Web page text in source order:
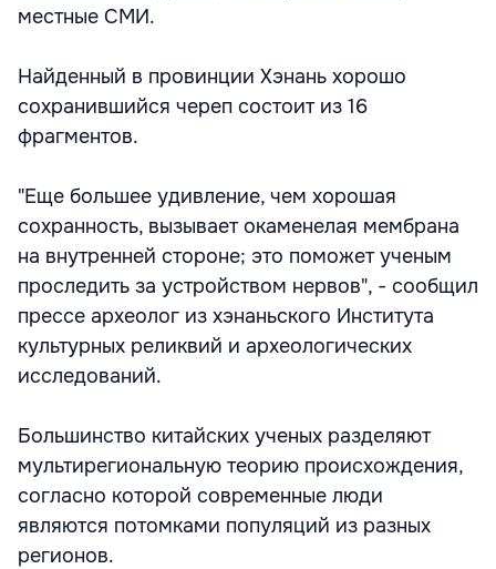
местные СМИ.
Найденный в провинции Хэнань хорошо
сохранившийся череп состоит из 16
фрагментов.
"Еще большее удивление, чем хорошая
сохранность, вызывает окаменелая мембрана
на внутренней стороне; это поможет ученым
проследить за устройством нервов", - сообщил
прессе археолог из хэнаньского Института
культурных реликвий и археологических
исследований.
Большинство китайских ученых разделяют
мультирегиональную теорию происхождения,
согласно которой современные люди
являются потомками популяций из разных
регионов.